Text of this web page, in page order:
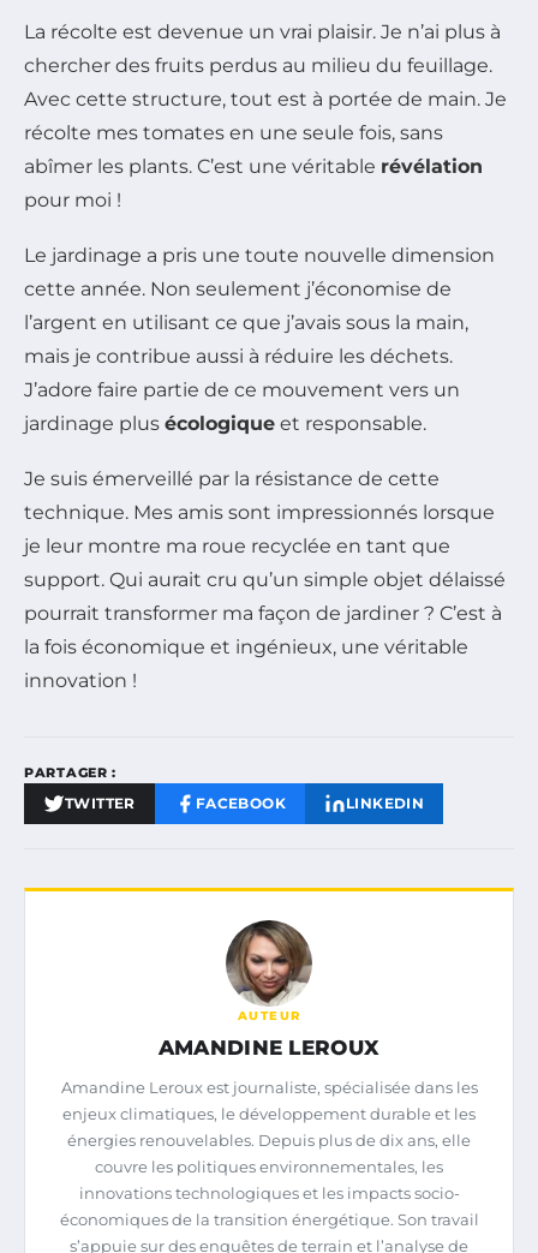
La récolte est devenue un vrai plaisir. Je n’ai plus à
chercher des fruits perdus au milieu du feuillage.
Avec cette structure, tout est à portée de main. Je
récolte mes tomates en une seule fois, sans
abîmer les plants. C’est une véritable révélation
pour moi !
Le jardinage a pris une toute nouvelle dimension
cette année. Non seulement j’économise de
l’argent en utilisant ce que j’avais sous la main,
mais je contribue aussi à réduire les déchets.
J’adore faire partie de ce mouvement vers un
jardinage plus écologique et responsable.
Je suis émerveillé par la résistance de cette
technique. Mes amis sont impressionnés lorsque
je leur montre ma roue recyclée en tant que
support. Qui aurait cru qu’un simple objet délaissé
pourrait transformer ma façon de jardiner ? C’est à
la fois économique et ingénieux, une véritable
innovation !
PARTAGER :
TWITTER FACEBOOK LINKEDIN
AUTEUR
AMANDINE LEROUX
Amandine Leroux est journaliste, spécialisée dans les
enjeux climatiques, le développement durable et les
énergies renouvelables. Depuis plus de dix ans, elle
couvre les politiques environnementales, les
innovations technologiques et les impacts socio-
économiques de la transition énergétique. Son travail
s’appuie sur des enquêtes de terrain et l’analyse de